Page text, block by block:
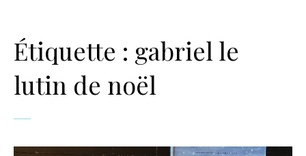
Étiquette : gabriel le
lutin de noël